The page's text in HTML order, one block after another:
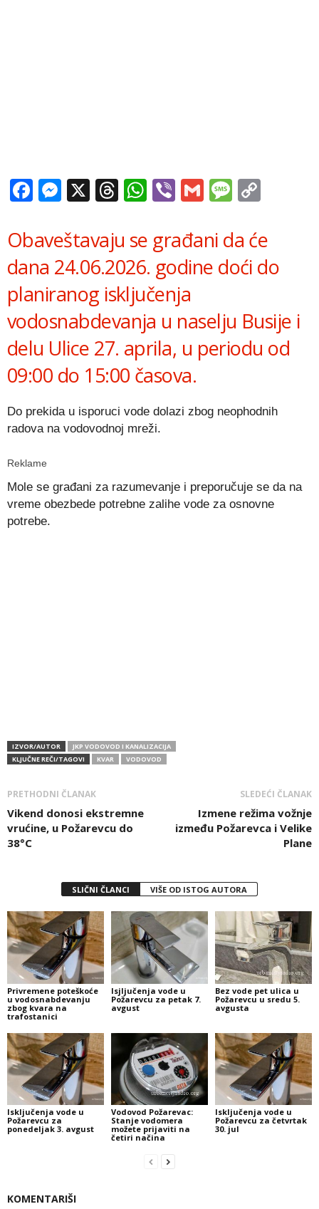
Facebook
Messenger
X Threads
WhatsApp
ViberGmail
Obaveštavaju se građani da će
dana 24.06.2026. godine doći do
planiranog isključenja
vodosnabdevanja u naselju Busiје i
delu Ulice 27. aprila, u periodu od
09:00 do 15:00 časova.
Do prekida u isporuci vode dolazi zbog neophodnih
radova na vodovodnoj mreži.
Reklame
Mole se građani za razumevanje i preporučuje se da na
vreme obezbede potrebne zalihe vode za osnovne
potrebe.
IZVOR/AUTOR
JKP VODOVOD I KANALIZACIJA
KLJUČNE REČI/TAGOVI
KVAR VODOVOD
PRETHODNI ČLANAK
Vikend donosi ekstremne
vrućine, u Požarevcu do
38°C
SLEDEĆI ČLANAK
Izmene režima vožnje
između Požarevca i Velike
Plane
SLIČNI ČLANCI VIŠE OD ISTOG AUTORA
Privremene poteškoće
u vodosnabdevanju
zbog kvara na
trafostanici
Isjljučenja vode u
Požarevcu za petak 7.
avgust
Bez vode pet ulica u
Požarevcu u sredu 5.
avgusta
Isključenja vode u
Požarevcu za
ponedeljak 3. avgust
Vodovod Požarevac:
Stanje vodomera
možete prijaviti na
četiri načina
Isključenja vode u
Požarevcu za četvrtak
30. jul
KOMENTARIŠI